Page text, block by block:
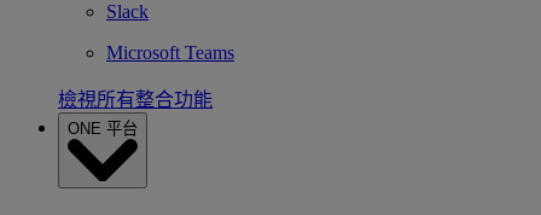
Slack
Microsoft Teams
檢視所有整合功能
ONE 平台